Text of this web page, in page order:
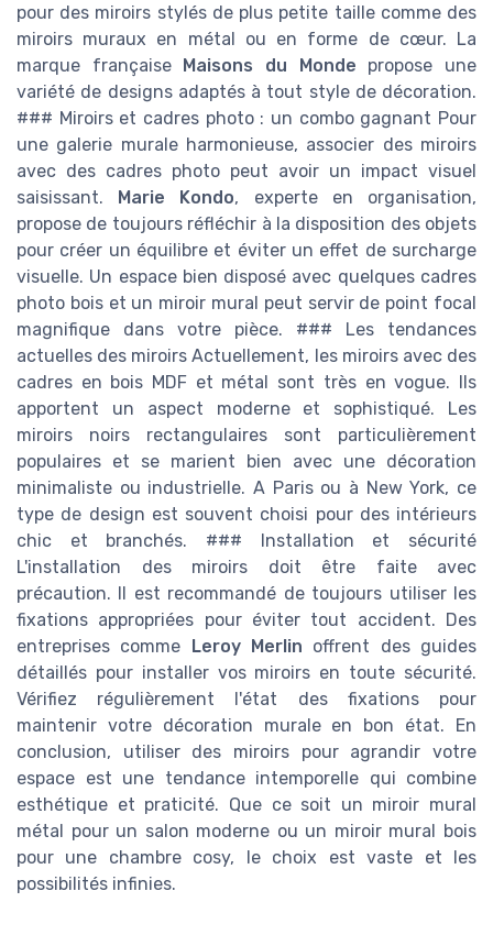
pour des miroirs stylés de plus petite taille comme des
miroirs muraux en métal ou en forme de cœur. La
marque française Maisons du Monde propose une
variété de designs adaptés à tout style de décoration.
### Miroirs et cadres photo : un combo gagnant Pour
une galerie murale harmonieuse, associer des miroirs
avec des cadres photo peut avoir un impact visuel
saisissant. Marie Kondo, experte en organisation,
propose de toujours réfléchir à la disposition des objets
pour créer un équilibre et éviter un effet de surcharge
visuelle. Un espace bien disposé avec quelques cadres
photo bois et un miroir mural peut servir de point focal
magnifique dans votre pièce. ### Les tendances
actuelles des miroirs Actuellement, les miroirs avec des
cadres en bois MDF et métal sont très en vogue. Ils
apportent un aspect moderne et sophistiqué. Les
miroirs noirs rectangulaires sont particulièrement
populaires et se marient bien avec une décoration
minimaliste ou industrielle. A Paris ou à New York, ce
type de design est souvent choisi pour des intérieurs
chic et branchés. ### Installation et sécurité
L'installation des miroirs doit être faite avec
précaution. Il est recommandé de toujours utiliser les
fixations appropriées pour éviter tout accident. Des
entreprises comme Leroy Merlin offrent des guides
détaillés pour installer vos miroirs en toute sécurité.
Vérifiez régulièrement l'état des fixations pour
maintenir votre décoration murale en bon état. En
conclusion, utiliser des miroirs pour agrandir votre
espace est une tendance intemporelle qui combine
esthétique et praticité. Que ce soit un miroir mural
métal pour un salon moderne ou un miroir mural bois
pour une chambre cosy, le choix est vaste et les
possibilités infinies.